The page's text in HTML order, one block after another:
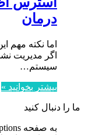
درمان‌
اما نکته
اگر مدیریت
سیستم…
بیشتر بخوانید »
ما را دنبال کنید